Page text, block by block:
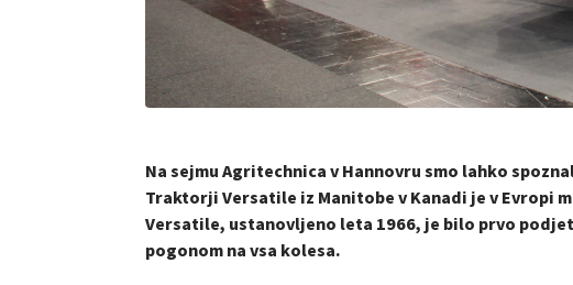
Na sejmu Agritechnica v Hannovru smo lahko
Traktorji Versatile iz Manitobe v Kanadi je v Evropi
Versatile, ustanovljeno leta 1966, je bilo prvo
pogonom na vsa kolesa.